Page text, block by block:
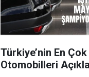
Türkiye’nin En
Otomobilleri